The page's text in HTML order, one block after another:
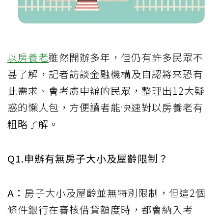
以房養老雖然開辦多年，但仍有許多民眾不
甚了解，記者訪談金融機構及自認將來恐有
此需求、會考慮申辦的民眾，整理出12大疑
惑的懶人包，方便讀者能快速對以房養老有
粗略了解。
Q1.申辦有無房子大小及屋齡限制？
A： 房子大小及屋齡並無特別限制，但這2個
條件銀行在審核借貸額度時，都會納入考